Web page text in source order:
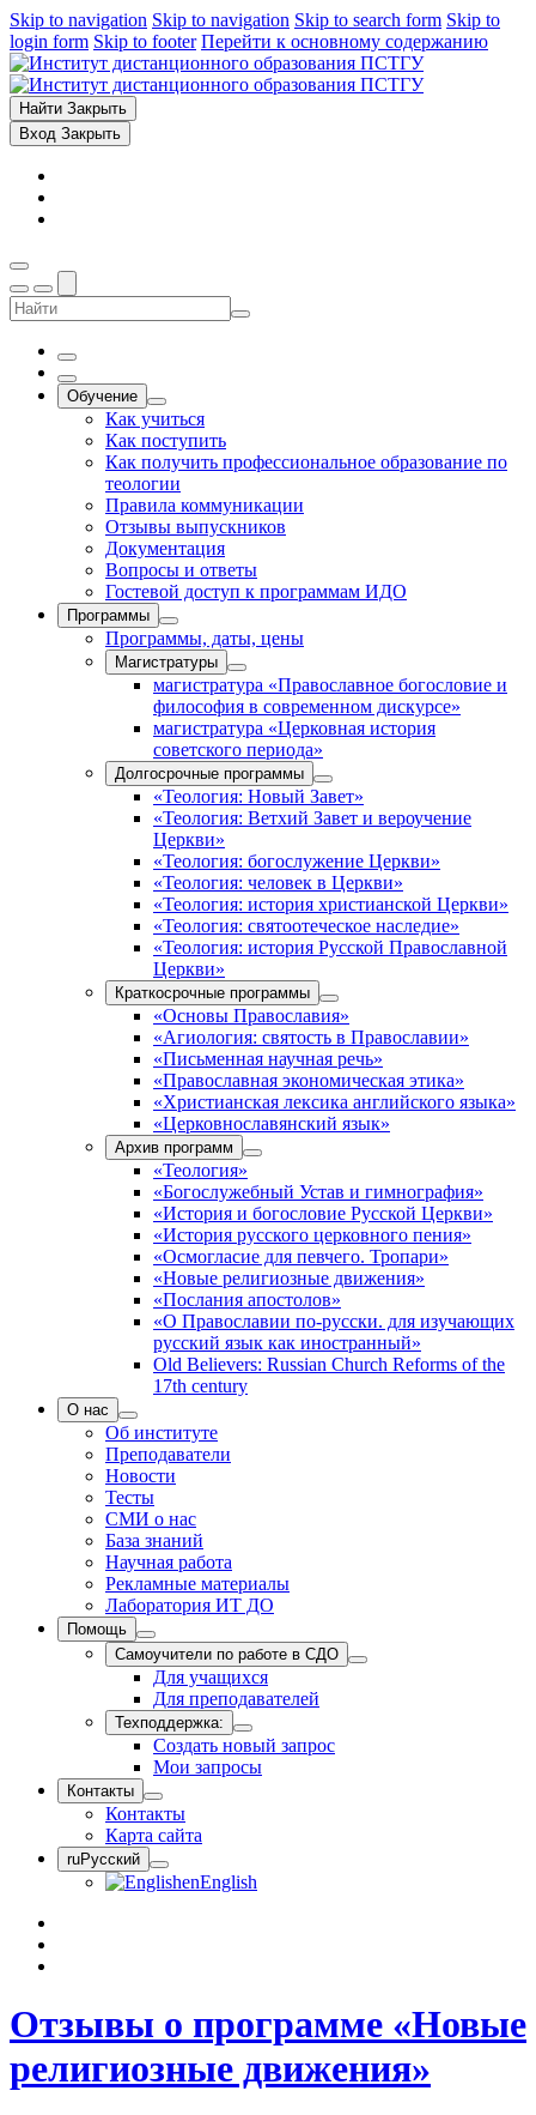
Skip to navigation Skip to navigation Skip to search form Skip to
login form Skip to footer Перейти к основному содержанию
Найти Закрыть
Вход Закрыть
Обучение
Как учиться
Как поступить
Как получить профессиональное образование по
теологии
Правила коммуникации
Отзывы выпускников
Документация
Вопросы и ответы
Гостевой доступ к программам ИДО
Программы
Программы, даты, цены
Магистратуры
магистратура «Православное богословие и
философия в современном дискурсе»
магистратура «Церковная история
советского периода»
Долгосрочные программы
«Теология: Новый Завет»
«Теология: Ветхий Завет и вероучение
Церкви»
«Теология: богослужение Церкви»
«Теология: человек в Церкви»
«Теология: история христианской Церкви»
«Теология: святоотеческое наследие»
«Теология: история Русской Православной
Церкви»
Краткосрочные программы
«Основы Православия»
«Агиология: святость в Православии»
«Письменная научная речь»
«Православная экономическая этика»
«Христианская лексика английского языка»
«Церковнославянский язык»
Архив программ
«Теология»
«Богослужебный Устав и гимнография»
«История и богословие Русской Церкви»
«История русского церковного пения»
«Осмогласие для певчего. Тропари»
«Новые религиозные движения»
«Послания апостолов»
«О Православии по-русски. для изучающих
русский язык как иностранный»
Old Believers: Russian Church Reforms of the
17th century
О нас
Об институте
Преподаватели
Новости
Тесты
СМИ о нас
База знаний
Научная работа
Рекламные материалы
Лаборатория ИТ ДО
Помощь
Самоучители по работе в СДО
Для учащихся
Для преподавателей
Техподдержка:
Создать новый запрос
Мои запросы
Контакты
Контакты
Карта сайта
ruРусский
enEnglish
Отзывы о программе «Новые
религиозные движения»